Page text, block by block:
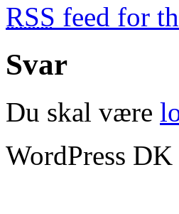
RSS feed for
Svar
Du skal være
WordPress